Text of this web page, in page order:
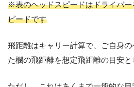
※表のヘッドスピードはドライバー
ピードです
飛距離はキャリー計算で、ご自身
た欄の飛距離を想定飛距離の目安と